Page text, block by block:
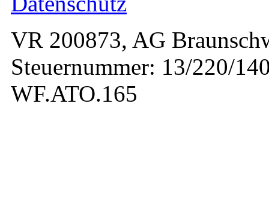
VR 200873, AG
Steuernummer: 13/220/
WF.ATO.165